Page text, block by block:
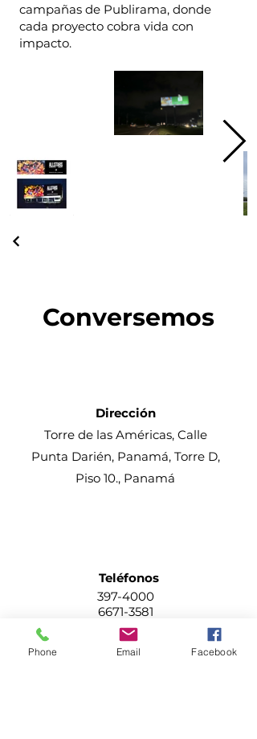
campañas de Publirama, donde
cada proyecto cobra vida con
impacto.
Conversemos
Dirección
Torre de las Américas, Calle
Punta Darién, Panamá, Torre D,
Piso 10., Panamá
Teléfonos
397-4000
6671-3581
Phone Email Facebook